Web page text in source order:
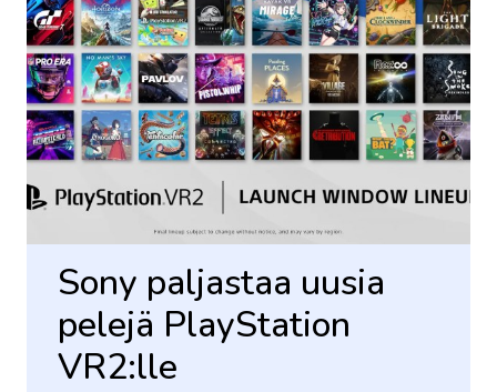
Sony paljastaa uusia
pelejä PlayStation
VR2:lle